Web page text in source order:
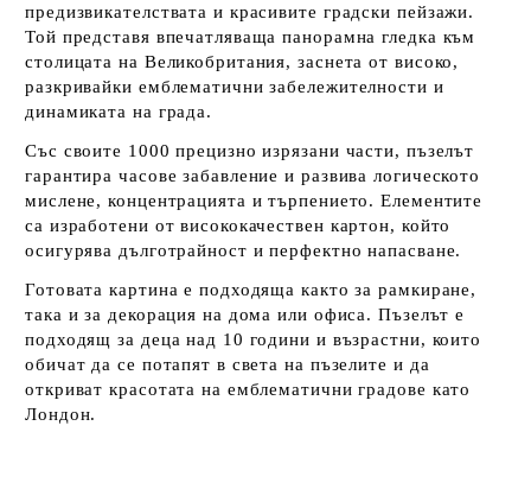
предизвикателствата и красивите градски пейзажи.
Той представя впечатляваща панорамна гледка към
столицата на Великобритания, заснета от високо,
разкривайки емблематични забележителности и
динамиката на града.
Със своите 1000 прецизно изрязани части, пъзелът
гарантира часове забавление и развива логическото
мислене, концентрацията и търпението. Елементите
са изработени от висококачествен картон, който
осигурява дълготрайност и перфектно напасване.
Готовата картина е подходяща както за рамкиране,
така и за декорация на дома или офиса. Пъзелът е
подходящ за деца над 10 години и възрастни, които
обичат да се потапят в света на пъзелите и да
откриват красотата на емблематични градове като
Лондон.